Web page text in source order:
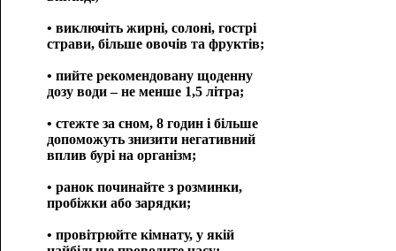
• виключіть жирні, солоні, гострі
страви, більше овочів та фруктів;
• пийте рекомендовану щоденну
дозу води – не менше 1,5 літра;
• стежте за сном, 8 годин і більше
допоможуть знизити негативний
вплив бурі на організм;
• ранок починайте з розминки,
пробіжки або зарядки;
• провітрюйте кімнату, у якій